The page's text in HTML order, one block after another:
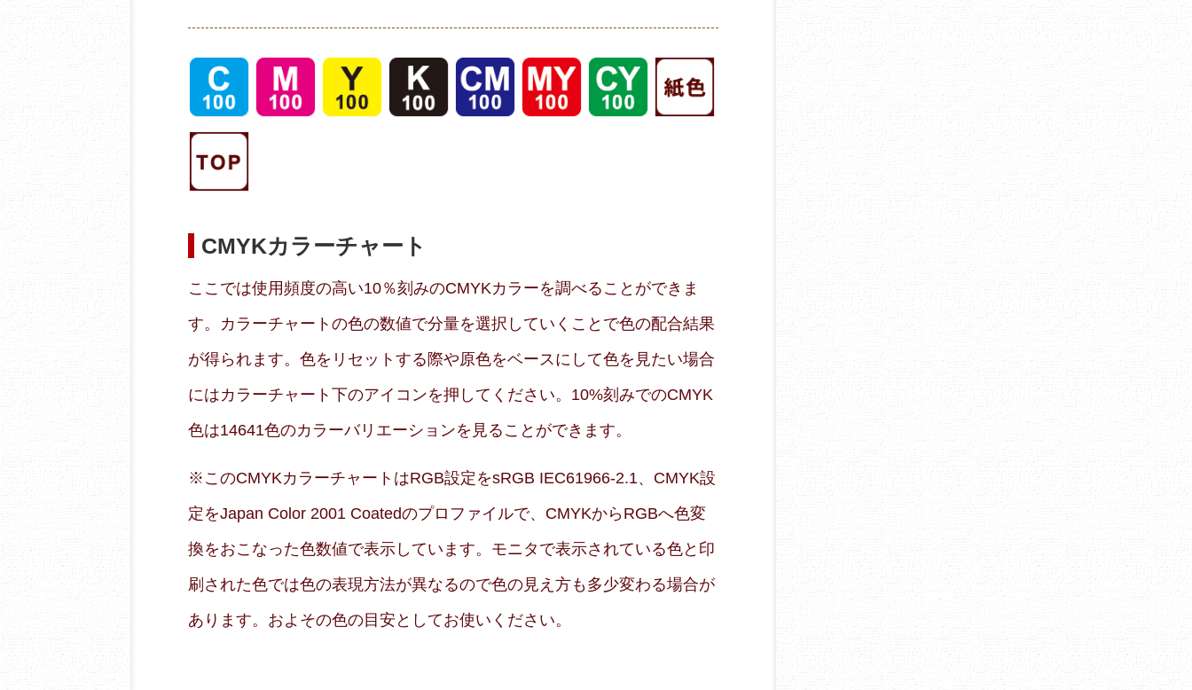
CMYKカラーチャート
ここでは使用頻度の高い10％刻みのCMYKカラーを調べることができま
す。カラーチャートの色の数値で分量を選択していくことで色の配合結果
が得られます。色をリセットする際や原色をベースにして色を見たい場合
にはカラーチャート下のアイコンを押してください。10%刻みでのCMYK
色は14641色のカラーバリエーションを見ることができます。
※このCMYKカラーチャートはRGB設定をsRGB IEC61966-2.1、CMYK設
定をJapan Color 2001 Coatedのプロファイルで、CMYKからRGBへ色変
換をおこなった色数値で表示しています。モニタで表示されている色と印
刷された色では色の表現方法が異なるので色の見え方も多少変わる場合が
あります。およその色の目安としてお使いください。